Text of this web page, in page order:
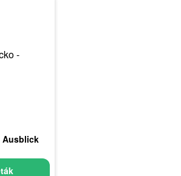
Ausblick